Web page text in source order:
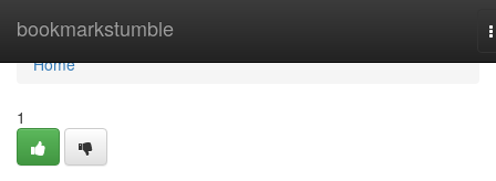
bookmarkstumble
Home
Home
1